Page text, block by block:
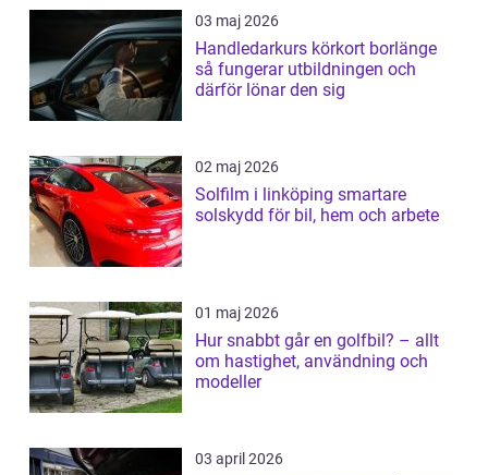
03 maj 2026
Handledarkurs körkort borlänge
så fungerar utbildningen och
därför lönar den sig
02 maj 2026
Solfilm i linköping smartare
solskydd för bil, hem och arbete
01 maj 2026
Hur snabbt går en golfbil? – allt
om hastighet, användning och
modeller
03 april 2026